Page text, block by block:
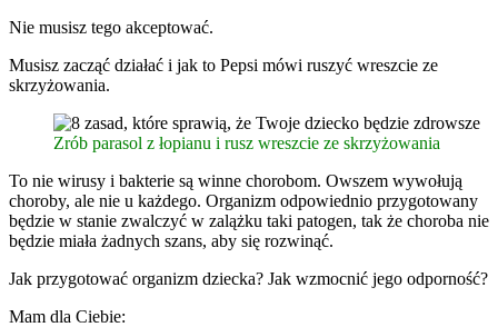
Nie musisz tego akceptować.
Musisz zacząć działać i jak to Pepsi mówi ruszyć wreszcie ze
skrzyżowania.
Zrób parasol z łopianu i rusz wreszcie ze skrzyżowania
To nie wirusy i bakterie są winne chorobom. Owszem wywołują
choroby, ale nie u każdego. Organizm odpowiednio przygotowany
będzie w stanie zwalczyć w zalążku taki patogen, tak że choroba nie
będzie miała żadnych szans, aby się rozwinąć.
Jak przygotować organizm dziecka? Jak wzmocnić jego odporność?
Mam dla Ciebie: